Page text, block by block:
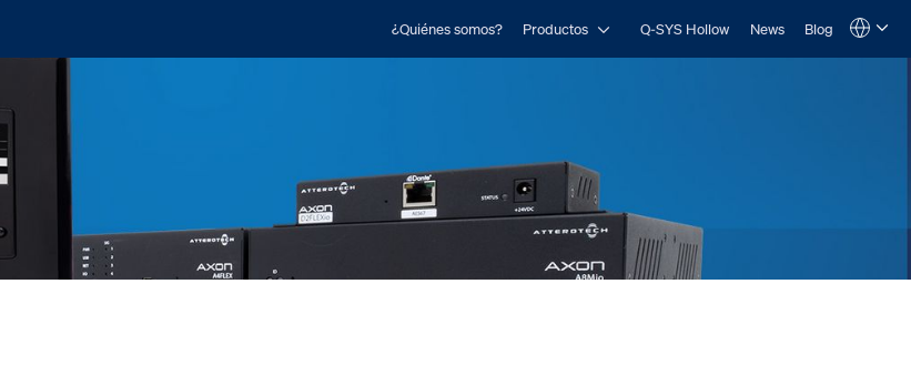
¿Quiénes somos? Productos Open ProductosQ-SYS Hollow News Blog